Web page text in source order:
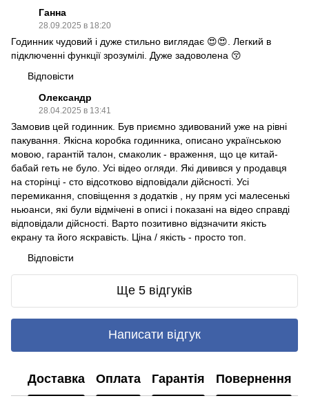
Ганна
28.09.2025 в 18:20
Годинник чудовий і дуже стильно виглядає 😍😍. Легкий в
підключенні функції зрозумілі. Дуже задоволена 😚
Відповісти
Олександр
28.04.2025 в 13:41
Замовив цей годинник. Був приємно здивований уже на рівні
пакування. Якісна коробка годинника, описано українською
мовою, гарантій талон, смаколик - враження, що це китай-
бабай геть не було. Усі відео огляди. Які дивився у продавця
на сторінці - сто відсотково відповідали дійсності. Усі
перемикання, сповіщення з додатків , ну прям усі малесенькі
ньюанси, які були відмічені в описі і показані на відео справді
відповідали дійсності. Варто позитивно відзначити якість
екрану та його яскравість. Ціна / якість - просто топ.
Відповісти
Ще 5 відгуків
Написати відгук
Доставка Оплата Гарантія Повернення